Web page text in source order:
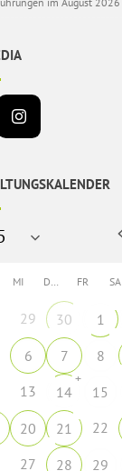
MI DO FR SA
29 30 1
6 7 8
13 14
+
15
20 21 22
27 28 29